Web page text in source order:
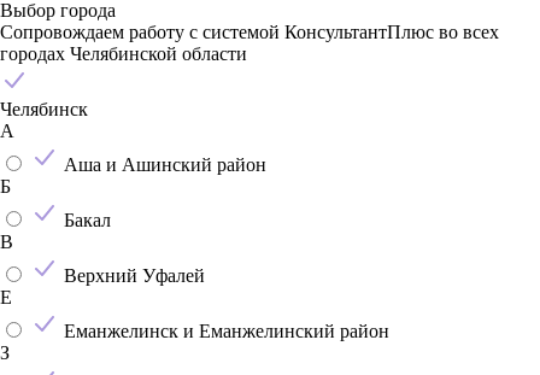
Выбор города
Сопровождаем работу с системой КонсультантПлюс во всех
городах Челябинской области
Челябинск
А
Аша и Ашинский район
Б
Бакал
В
Верхний Уфалей
Е
Еманжелинск и Еманжелинский район
З